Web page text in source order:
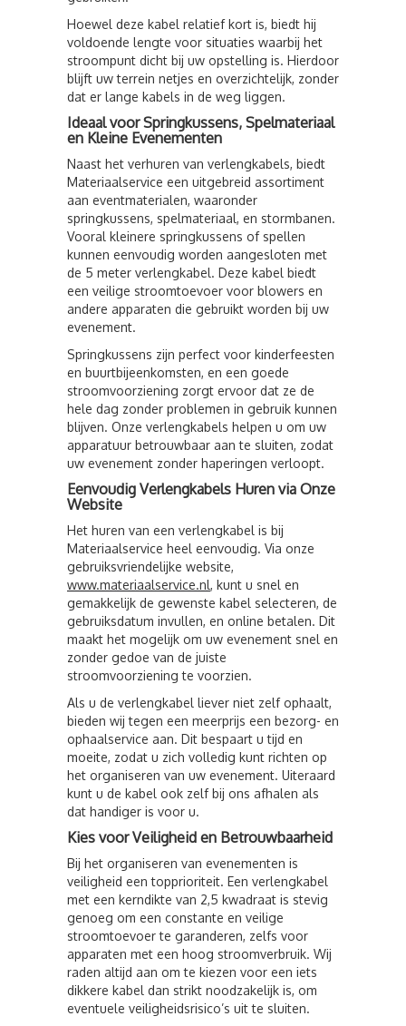
Hoewel deze kabel relatief kort is, biedt hij
voldoende lengte voor situaties waarbij het
stroompunt dicht bij uw opstelling is. Hierdoor
blijft uw terrein netjes en overzichtelijk, zonder
dat er lange kabels in de weg liggen.
Ideaal voor Springkussens, Spelmateriaal
en Kleine Evenementen
Naast het verhuren van verlengkabels, biedt
Materiaalservice een uitgebreid assortiment
aan eventmaterialen, waaronder
springkussens, spelmateriaal, en stormbanen.
Vooral kleinere springkussens of spellen
kunnen eenvoudig worden aangesloten met
de 5 meter verlengkabel. Deze kabel biedt
een veilige stroomtoevoer voor blowers en
andere apparaten die gebruikt worden bij uw
evenement.
Springkussens zijn perfect voor kinderfeesten
en buurtbijeenkomsten, en een goede
stroomvoorziening zorgt ervoor dat ze de
hele dag zonder problemen in gebruik kunnen
blijven. Onze verlengkabels helpen u om uw
apparatuur betrouwbaar aan te sluiten, zodat
uw evenement zonder haperingen verloopt.
Eenvoudig Verlengkabels Huren via Onze
Website
Het huren van een verlengkabel is bij
Materiaalservice heel eenvoudig. Via onze
gebruiksvriendelijke website,
www.materiaalservice.nl, kunt u snel en
gemakkelijk de gewenste kabel selecteren, de
gebruiksdatum invullen, en online betalen. Dit
maakt het mogelijk om uw evenement snel en
zonder gedoe van de juiste
stroomvoorziening te voorzien.
Als u de verlengkabel liever niet zelf ophaalt,
bieden wij tegen een meerprijs een bezorg- en
ophaalservice aan. Dit bespaart u tijd en
moeite, zodat u zich volledig kunt richten op
het organiseren van uw evenement. Uiteraard
kunt u de kabel ook zelf bij ons afhalen als
dat handiger is voor u.
Kies voor Veiligheid en Betrouwbaarheid
Bij het organiseren van evenementen is
veiligheid een topprioriteit. Een verlengkabel
met een kerndikte van 2,5 kwadraat is stevig
genoeg om een constante en veilige
stroomtoevoer te garanderen, zelfs voor
apparaten met een hoog stroomverbruik. Wij
raden altijd aan om te kiezen voor een iets
dikkere kabel dan strikt noodzakelijk is, om
eventuele veiligheidsrisico’s uit te sluiten.